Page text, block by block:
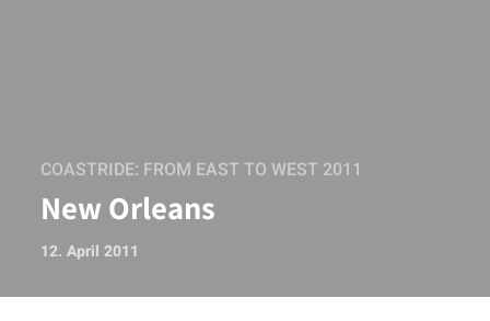
COASTRIDE: FROM EAST TO WEST 2011
New Orleans
12. April 2011